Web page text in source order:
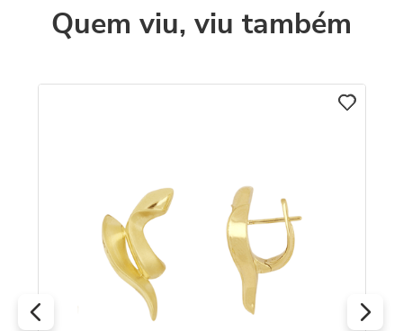
Quem viu, viu também